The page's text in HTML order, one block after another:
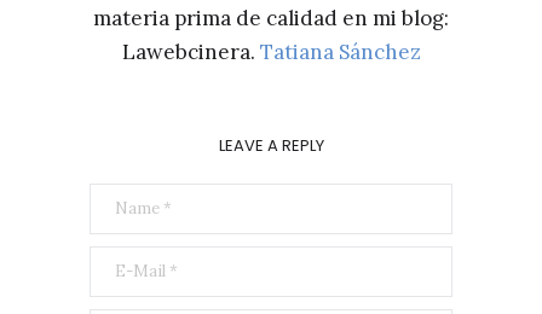
materia prima de calidad en mi blog:
Lawebcinera. Tatiana Sánchez
LEAVE A REPLY